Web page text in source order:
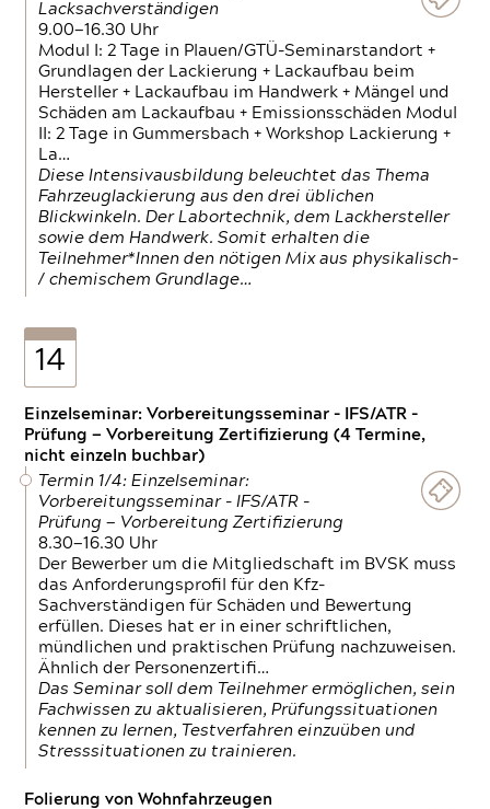
Lacksachverständigen
9.00—16.30 Uhr
Modul I: 2 Tage in Plauen/GTÜ-Seminarstandort +
Grundlagen der Lackierung + Lackaufbau beim
Hersteller + Lackaufbau im Handwerk + Mängel und
Schäden am Lackaufbau + Emissionsschäden Modul
II: 2 Tage in Gummersbach + Workshop Lackierung +
La…
Diese Intensivausbildung beleuchtet das Thema
Fahrzeuglackierung aus den drei üblichen
Blickwinkeln. Der Labortechnik, dem Lackhersteller
sowie dem Handwerk. Somit erhalten die
Teilnehmer*Innen den nötigen Mix aus physikalisch-
/ chemischem Grundlage…
14
Einzelseminar: Vorbereitungsseminar - IFS/ATR -
Prüfung — Vorbereitung Zertifizierung (4 Termine,
nicht einzeln buchbar)
Termin 1/4: Einzelseminar:
Vorbereitungsseminar - IFS/ATR -
Prüfung — Vorbereitung Zertifizierung
8.30—16.30 Uhr
Der Bewerber um die Mitgliedschaft im BVSK muss
das Anforderungsprofil für den Kfz-
Sachverständigen für Schäden und Bewertung
erfüllen. Dieses hat er in einer schriftlichen,
mündlichen und praktischen Prüfung nachzuweisen.
Ähnlich der Personenzertifi…
Das Seminar soll dem Teilnehmer ermöglichen, sein
Fachwissen zu aktualisieren, Prüfungssituationen
kennen zu lernen, Testverfahren einzuüben und
Stresssituationen zu trainieren.
Folierung von Wohnfahrzeugen